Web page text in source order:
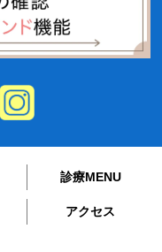
診療MENU
アクセス